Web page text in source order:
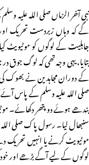
نبی آخر الزماں صلی اللہ علیہ
گے کہ وہاں زبردست تحریک
جاہلیت کے لوگوں کو موٹیویٹ
بتایا، یہی وجہ تھی کہ لوگ جوق
کے دوران مجاہدین نے بھوک
صلی اللہ علیہ وسلم کے پاس
بندھے ہوئے دو پتھر دکھائے۔
سنبھال لیا۔ رسول پاک صلی
موٹیویٹ کرنے یا انہیں تحریک
لوگوں کے لیے آگے بڑھے اور